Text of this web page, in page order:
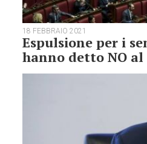
18 FEBBRAIO 2021
Espulsione per i
hanno detto NO